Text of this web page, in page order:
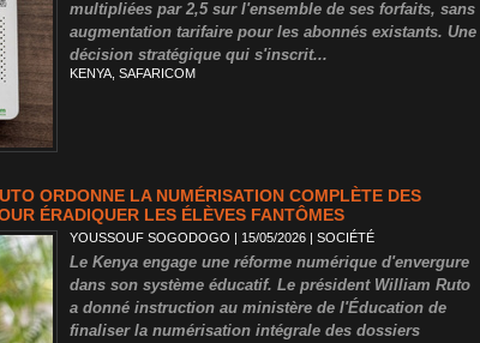
multipliées par 2,5 sur l'ensemble de ses forfaits, sans
augmentation tarifaire pour les abonnés existants. Une
décision stratégique qui s'inscrit...
KENYA SAFARICOM
ORDONNE LA NUMÉRISATION COMPLÈTE DES
ÉRADIQUER LES ÉLÈVES FANTÔMES
YOUSSOUF SOGODOGO | 15/05/2026 | SOCIÉTÉ
Le Kenya engage une réforme numérique d'envergure
dans son système éducatif. Le président William Ruto
a donné instruction au ministère de l'Éducation de
finaliser la numérisation intégrale des dossiers